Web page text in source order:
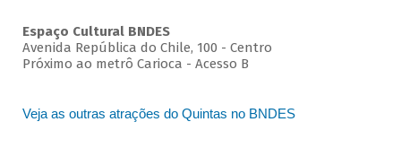
Espaço Cultural BNDES
Avenida República do Chile, 100 - Centro
Próximo ao metrô Carioca - Acesso B
Veja as outras atrações do Quintas no BNDES